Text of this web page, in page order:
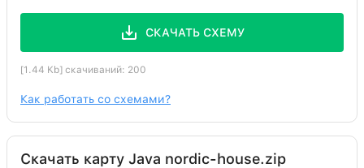
СКАЧАТЬ СХЕМУ
[1.44 Kb] скачиваний: 200
Как работать со схемами?
Скачать карту Java nordic-house.zip